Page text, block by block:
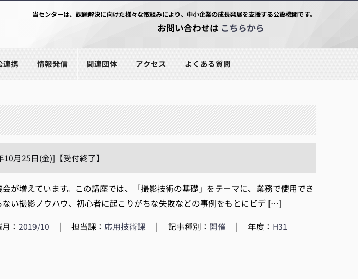
当センターは、課題解決に向けた様々な取組みにより、中小企業の成長発展を支援する公設機関です。
お問い合わせは こちらから
連携 情報発信 関連団体 アクセス よくある質問
月25日(金)]【受付終了】
増えています。この講座では、「撮影技術の基礎」をテーマに、業務で使用でき
い撮影ノウハウ、初心者に起こりがちな失敗などの事例をもとにビデ […]
月：2019/10 | 担当課： 応用技術課 | 記事種別： 開催 | 年度： H31